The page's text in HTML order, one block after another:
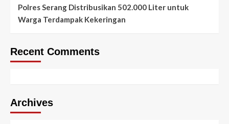
Polres Serang Distribusikan 502.000 Liter untuk
Warga Terdampak Kekeringan
Recent Comments
Archives